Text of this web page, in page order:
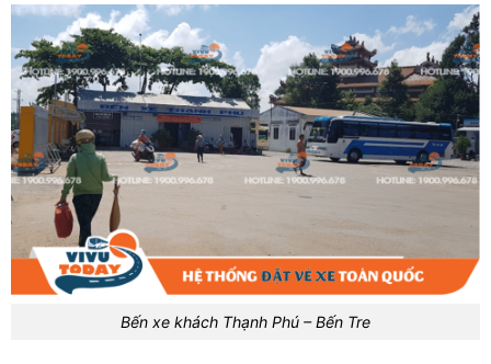
Bến xe khách Thạnh Phú – Bến Tre